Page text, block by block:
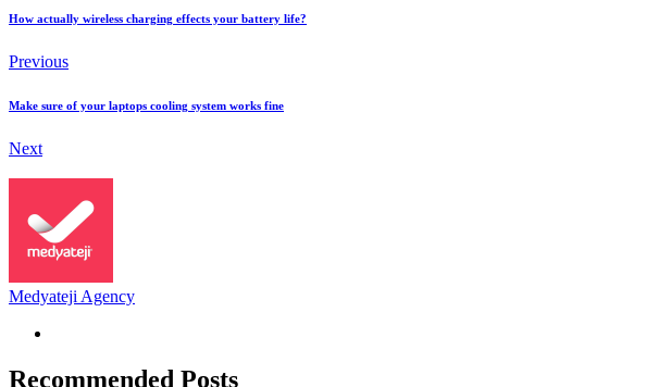
How actually wireless charging effects your battery life?
Previous
Make sure of your laptops cooling system works fine
Next
Medyateji Agency
Recommended Posts